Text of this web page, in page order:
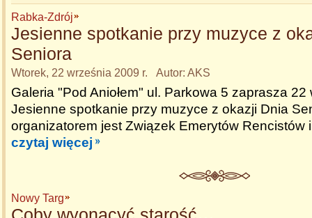
Rabka-Zdrój
Jesienne spotkanie przy muzyce z
Seniora
Wtorek, 22 września 2009 r. Autor: AKS
Galeria "Pod Aniołem" ul. Parkowa 5 zaprasza 22
Jesienne spotkanie przy muzyce z okazji Dnia
organizatorem jest Związek Emerytów Rencistów
czytaj więcej
Nowy Targ